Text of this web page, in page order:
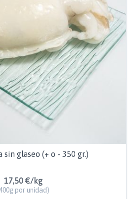
sin glaseo (+ o - 350 gr.)
17,50 €/kg
por unidad)